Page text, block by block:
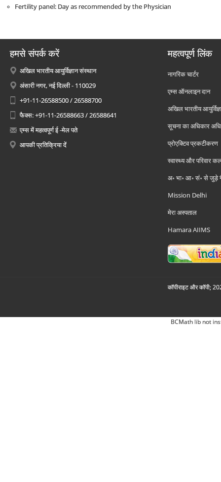
Fertility panel: Day as recommended by the Physician
हमसे संपर्क करें
अखिल भारतीय आयुर्विज्ञान संस्थान
अंसारी नगर, नई दिल्ली - 110029
+91-11-26588500 / 26588700
फैक्स: +91-11-26588663 / 26588641
एम्स में महत्वपूर्ण ई -मेल पते
आपकी प्रतिक्रिया दें
महत्वपूर्ण लिंक
नागरिक चार्टर
एम्स ऑनलाइन दान
अखिल भारतीय
सूचना का अधिकार
प्रोएक्टिव प्रकटीकरण
स्वास्थ्य और परिवार
अ॰ भा॰ आ॰ सं॰ से जुड़े
Mission Delhi
मेरा अस्पताल
Hamara AIIMS
कॉपीराइट और कॉपी;
BCMath lib not